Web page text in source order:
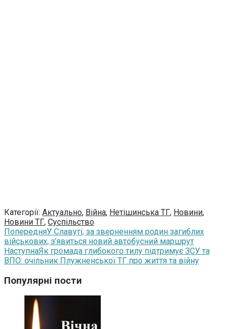
Категорії: Актуально, Війна, Нетішинська ТГ, Новини,
Новини ТГ, Суспільство
ПопередняУ Славуті, за зверненням родин загиблих
військових, з’явиться новий автобусний маршрут
НаступнаЯк громада глибокого тилу підтримує ЗСУ та
ВПО: очільник Плужненської ТГ про життя та війну
Популярні пости